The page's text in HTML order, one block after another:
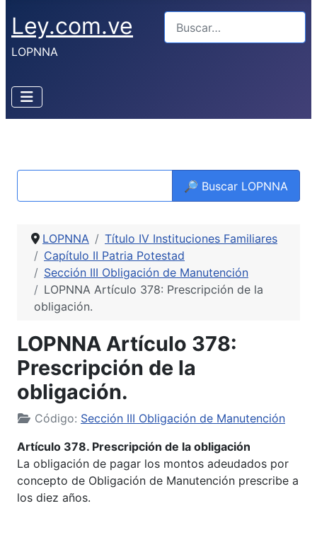
Ley.com.ve
LOPNNA
🔎 Buscar LOPNNA
LOPNNA
Título IV Instituciones Familiares
Capítulo II Patria Potestad
Sección III Obligación de Manutención
LOPNNA Artículo 378: Prescripción de la
obligación.
LOPNNA Artículo 378:
Prescripción de la
obligación.
Código: Sección III Obligación de Manutención
Artículo 378. Prescripción de la obligación
La obligación de pagar los montos adeudados por
concepto de Obligación de Manutención prescribe a
los diez años.